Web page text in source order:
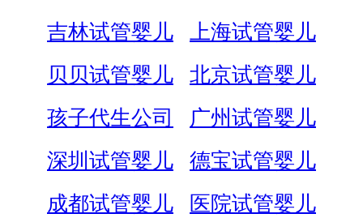
吉林试管婴儿
上海试管婴儿
贝贝试管婴儿
北京试管婴儿
孩子代生公司
广州试管婴儿
深圳试管婴儿
德宝试管婴儿
成都试管婴儿
医院试管婴儿